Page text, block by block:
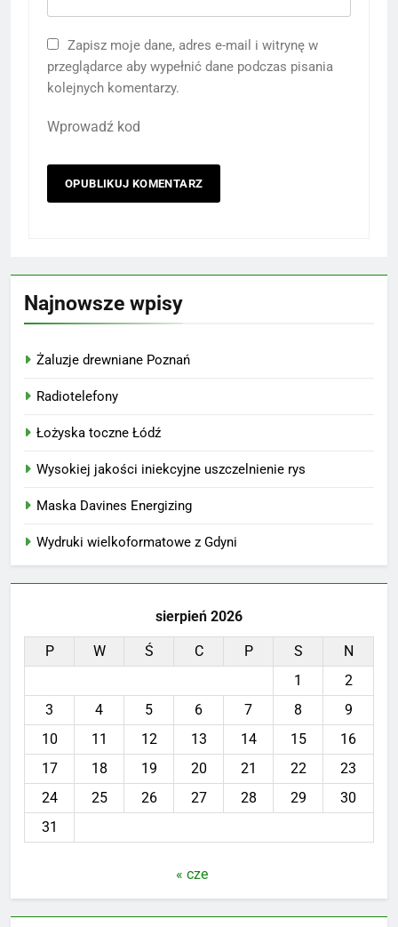
Zapisz moje dane, adres e-mail i witrynę w
przeglądarce aby wypełnić dane podczas pisania
kolejnych komentarzy.
Wprowadź kod
Najnowsze wpisy
Żaluzje drewniane Poznań
Radiotelefony
Łożyska toczne Łódź
Wysokiej jakości iniekcyjne uszczelnienie rys
Maska Davines Energizing
Wydruki wielkoformatowe z Gdyni
sierpień 2026
P W Ś C P S
N
1
2
3
4 5 6 7 8
9
10
11 12 13 14 15
16
17
18 19 20 21 22
23
24
25 26 27 28 29
30
31
« cze